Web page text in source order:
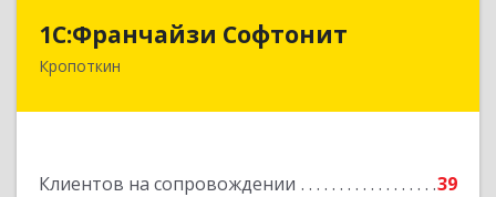
1С:Франчайзи Софтонит
Кропоткин
Клиентов на сопровождении
39
1С:Франчайзи Софтонит
352380, Краснодарский край, Кавказский р-н,